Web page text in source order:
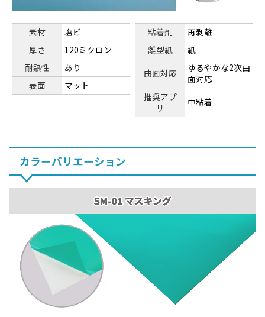
素材
塩ビ
厚さ
120ミクロン
耐熱性
あり
表面
マット
粘着剤
再剥離
離型紙
紙
曲面対応
ゆるやかな2次曲
面対応
推奨アプ
リ
中粘着
カラーバリエーション